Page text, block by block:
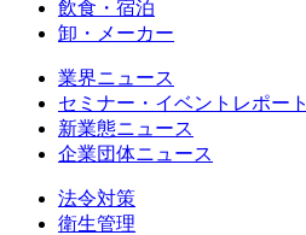
飲食・宿泊
卸・メーカー
業界ニュース
セミナー・イベントレポート
新業態ニュース
企業団体ニュース
法令対策
衛生管理